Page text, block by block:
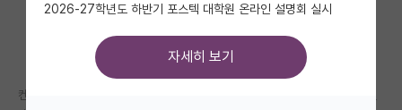
미국 유학 게시판
미국 대학원 합격 후기 게시판
켄텍 모 교수 연구실 너무 연구하고 싶은 분야인데 가도 괜찮을런지 모르겠
2026-27학년도 하반기 포스텍 대학원 온라인 설명회 실시
자세히 보기